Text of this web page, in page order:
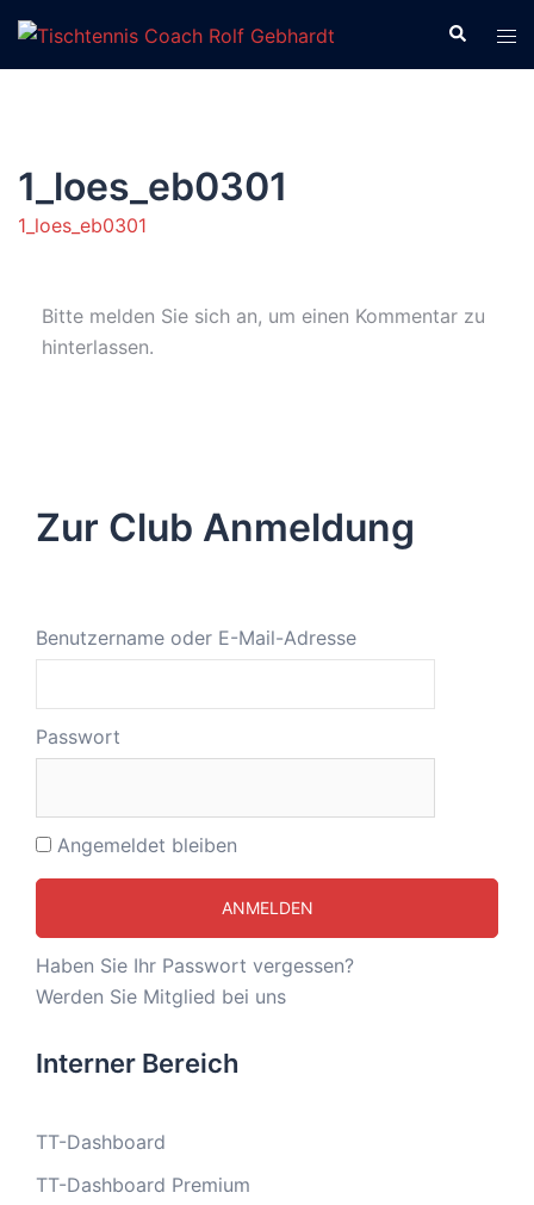
Zum
Inhalt
springen
Suche
1_loes_eb0301
1_loes_eb0301
Bitte melden Sie sich an, um einen Kommentar zu
hinterlassen.
Zur Club Anmeldung
Benutzername oder E-Mail-Adresse
Passwort
Angemeldet bleiben
Haben Sie Ihr Passwort vergessen?
Werden Sie Mitglied bei uns
Interner Bereich
TT-Dashboard
TT-Dashboard Premium